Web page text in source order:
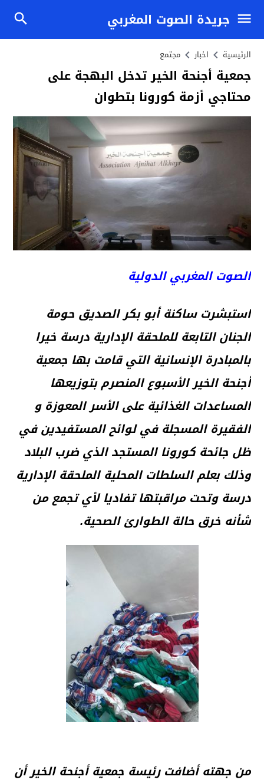
جريدة الصوت المغربي
الرئيسية اخبار مجتمع
جمعية أجنحة الخير تدخل البهجة على
محتاجي أزمة كورونا بتطوان
الصوت المغربي الدولية
استبشرت ساكنة أبو بكر الصديق حومة
الجنان التابعة للملحقة الإدارية درسة خيرا
بالمبادرة الإنسانية التي قامت بها جمعية
أجنحة الخير الأسبوع المنصرم بتوزيعها
المساعدات الغذائية على الأسر المعوزة و
الفقيرة المسجلة في لوائح المستفيدين في
ظل جائحة كورونا المستجد الذي ضرب البلاد
وذلك بعلم السلطات المحلية الملحقة الإدارية
درسة وتحت مراقبتها تفاديا لأي تجمع من
شأنه خرق حالة الطوارئ الصحية.
من جهته أضافت رئيسة جمعية أجنحة الخير أن